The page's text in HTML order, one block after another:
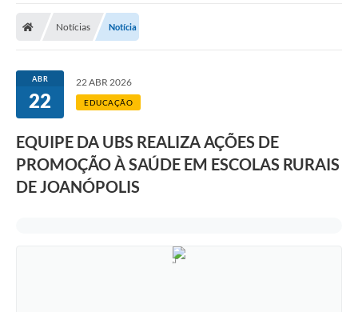
Transparência
Editais
Conselhos
Contato
Notícias Notícia
ABR
22
22 ABR 2026
EDUCAÇÃO
EQUIPE DA UBS REALIZA AÇÕES DE
PROMOÇÃO À SAÚDE EM ESCOLAS RURAIS
DE JOANÓPOLIS